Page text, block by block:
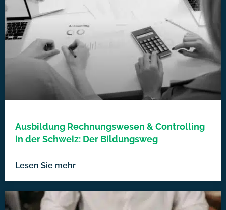
Ausbildung Rechnungswesen & Controlling
in der Schweiz: Der Bildungsweg
Lesen Sie mehr